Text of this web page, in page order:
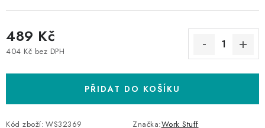
489 Kč
404 Kč bez DPH
PŘIDAT DO KOŠÍKU
Kód zboží: WS32369 Značka:Work Stuff